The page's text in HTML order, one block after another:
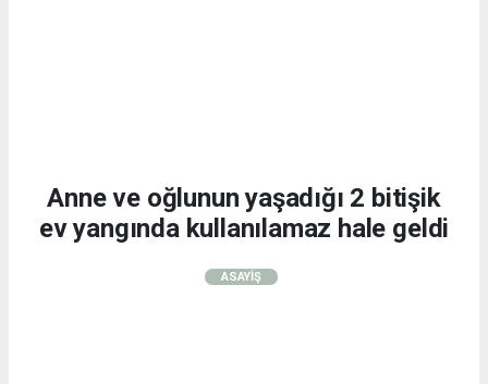
Anne ve oğlunun yaşadığı 2 bitişik
ev yangında kullanılamaz hale geldi
ASAYİŞ